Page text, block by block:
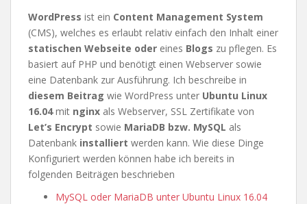
WordPress ist ein Content Management System
(CMS), welches es erlaubt relativ einfach den Inhalt einer
statischen Webseite oder eines Blogs zu pflegen. Es
basiert auf PHP und benötigt einen Webserver sowie
eine Datenbank zur Ausführung. Ich beschreibe in
diesem Beitrag wie WordPress unter Ubuntu Linux
16.04mit nginx als Webserver, SSL Zertifikate von
Let’s Encrypt sowie MariaDB bzw. MySQL als
Datenbank installiert werden kann. Wie diese Dinge
Konfiguriert werden können habe ich bereits in
folgenden Beiträgen beschrieben
MySQL oder MariaDB unter Ubuntu Linux 16.04